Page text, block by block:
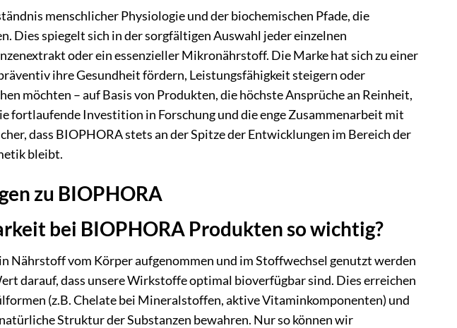
menschlicher Physiologie und der biochemischen Pfade, die
Dies spiegelt sich in der sorgfältigen Auswahl jeder einzelnen
oder ein essenzieller Mikronährstoff. Die Marke hat sich zu einer
ihre Gesundheit fördern, Leistungsfähigkeit steigern oder
möchten – auf Basis von Produkten, die höchste Ansprüche an Reinheit,
Investition in Forschung und die enge Zusammenarbeit mit
dass BIOPHORA stets an der Spitze der Entwicklungen im Bereich der
bleibt.
zu BIOPHORA
bei BIOPHORA Produkten so wichtig?
Nährstoff vom Körper aufgenommen und im Stoffwechsel genutzt werden
darauf, dass unsere Wirkstoffe optimal bioverfügbar sind. Dies erreichen
(z.B. Chelate bei Mineralstoffen, aktive Vitaminkomponenten) und
Struktur der Substanzen bewahren. Nur so können wir